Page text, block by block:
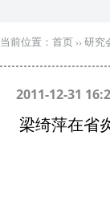
当前位置： 首页 ›› 研究
2011-12-31
梁绮萍在省